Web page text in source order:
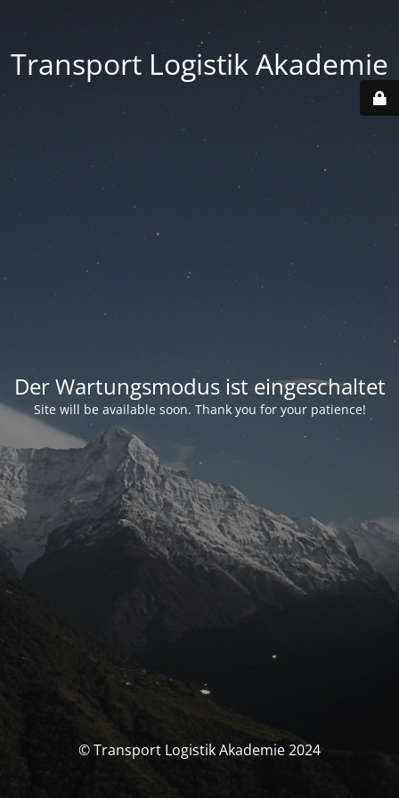
Transport Logistik Akademie
Der Wartungsmodus ist eingeschaltet
Site will be available soon. Thank you for your patience!
© Transport Logistik Akademie 2024